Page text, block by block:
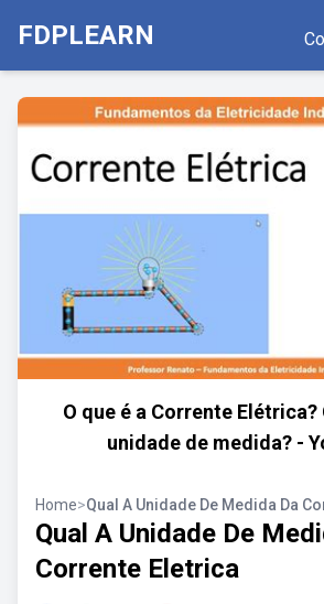
FDPLEARN
O que é a Corrente Elétrica?
unidade de medida? -
Home>Qual A Unidade De Medida Da
Qual A Unidade De
Corrente Eletrica